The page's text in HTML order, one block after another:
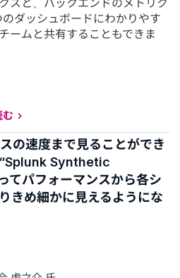
スと、バックエンドのメトリク
ダッシュボードにわかりやす
ームと共有することもできま
の速度まで見ることができ
“Splunk Synthetic
てパフォーマンスから各シ
きめ細かに見えるようにな